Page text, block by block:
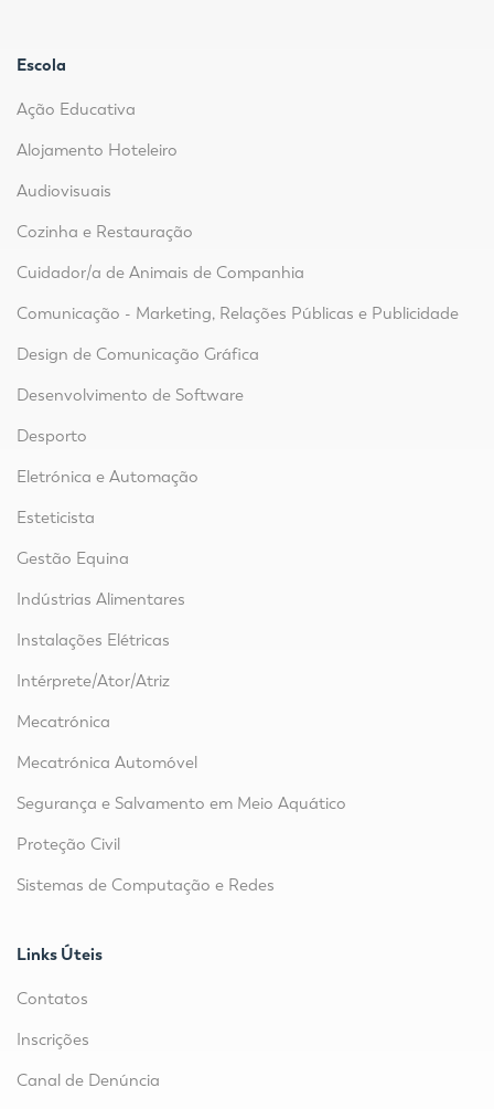
Escola
Ação Educativa
Alojamento Hoteleiro
Audiovisuais
Cozinha e Restauração
Cuidador/a de Animais de Companhia
Comunicação - Marketing, Relações Públicas e Publicidade
Design de Comunicação Gráfica
Desenvolvimento de Software
Desporto
Eletrónica e Automação
Esteticista
Gestão Equina
Indústrias Alimentares
Instalações Elétricas
Intérprete/Ator/Atriz
Mecatrónica
Mecatrónica Automóvel
Segurança e Salvamento em Meio Aquático
Proteção Civil
Sistemas de Computação e Redes
Links Úteis
Contatos
Inscrições
Canal de Denúncia